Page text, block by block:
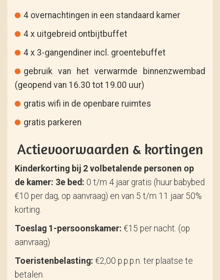
4 overnachtingen in een standaard kamer
4 x uitgebreid ontbijtbuffet
4 x 3-gangendiner incl. groentebuffet
gebruik van het verwarmde binnenzwembad
(geopend van 16.30 tot 19.00 uur)
gratis wifi in de openbare ruimtes
gratis parkeren
Actievoorwaarden & kortingen
Kinderkorting bij 2 volbetalende personen op
de kamer: 3e bed: 0 t/m 4 jaar gratis (huur babybed
€10 per dag, op aanvraag) en van 5 t/m 11 jaar 50%
korting.
Toeslag 1-persoonskamer: €15 per nacht. (op
aanvraag)
Toeristenbelasting: €2,00 p.p.p.n. ter plaatse te
betalen.